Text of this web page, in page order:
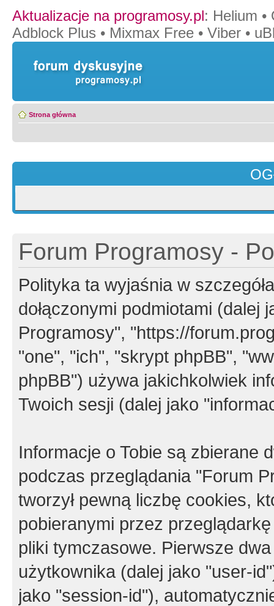
Aktualizacje na programosy.pl: Helium •
Adblock Plus • Mixmax Free • Viber •
Strona główna
Forum Programosy -
Polityka ta wyjaśnia w
dołączonymi podmiotami (dalej
Programosy", "https://
"one", "ich", "skrypt phpBB",
phpBB") używa jakichkolwiek
Twoich sesji (dalej jako
Informacje o Tobie są zbierane
podczas przeglądania "Forum
tworzył pewną liczbę cookies,
pobieranymi przez
pliki tymczasowe. Pierwsze
użytkownika (dalej jako "user-
jako "session-id"),